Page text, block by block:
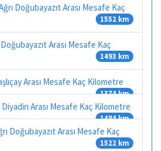
Doğubayazıt Arası Mesafe Kaç
1552 km
Arası Mesafe Kaç
1493 km
Arası Mesafe Kaç Kilometre
1374 km
Arası Mesafe Kaç Kilometre
1484 km
Doğubayazıt Arası Mesafe Kaç
1522 km